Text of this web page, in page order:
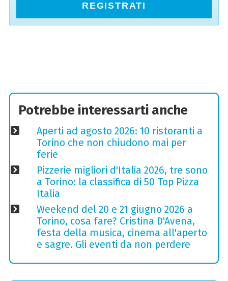
REGISTRATI
Potrebbe interessarti anche
Aperti ad agosto 2026: 10 ristoranti a
Torino che non chiudono mai per
ferie
Pizzerie migliori d'Italia 2026, tre sono
a Torino: la classifica di 50 Top Pizza
Italia
Weekend del 20 e 21 giugno 2026 a
Torino, cosa fare? Cristina D'Avena,
festa della musica, cinema all'aperto
e sagre. Gli eventi da non perdere